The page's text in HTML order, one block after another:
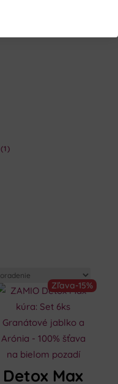
(1)
Zľava-15%
Detox Max